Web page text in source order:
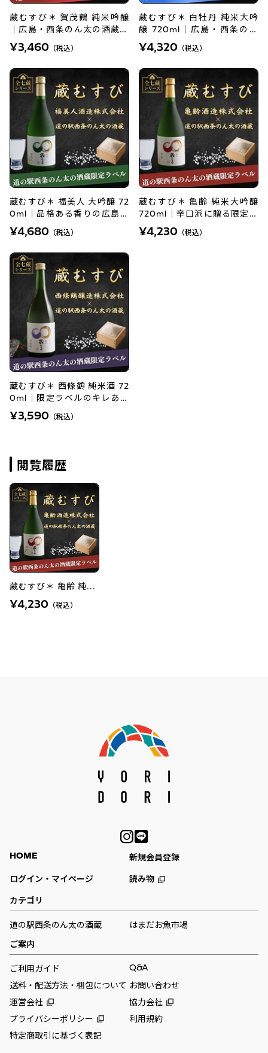
蔵むすび＊ 賀茂鶴 純米吟醸
｜広島・西条のん太の酒蔵オ
リジナル地酒
¥3,460 （税込）
蔵むすび＊ 白牡丹 純米大吟
醸 720ml｜広島・西条の限
定ラベル日本酒を手土産に
¥4,320 （税込）
蔵むすび＊ 福美人 大吟醸 72
0ml｜品格ある香りの広島・
西条地酒
¥4,680 （税込）
蔵むすび＊ 亀齢 純米大吟醸
720ml｜辛口派に贈る限定ラ
ベル
¥4,230 （税込）
蔵むすび＊ 西條鶴 純米酒 72
0ml｜限定ラベルのキレある
伝統純米酒
¥3,590 （税込）
閲覧履歴
蔵むすび＊ 亀齢 純...
¥4,230 （税込）
HOME 新規会員登録
ログイン・マイページ 読み物
カテゴリ
道の駅西条のん太の酒蔵 はまだお魚市場
ご案内
ご利用ガイド
Q&A
送料・配送方法・梱包について お問い合わせ
運営会社
協力会社
プライバシーポリシー
利用規約
特定商取引に基づく表記